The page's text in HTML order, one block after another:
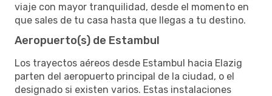
viaje con mayor tranquilidad, desde el momento en
que sales de tu casa hasta que llegas a tu destino.
Aeropuerto(s) de Estambul
Los trayectos aéreos desde Estambul hacia Elazig
parten del aeropuerto principal de la ciudad, o el
designado si existen varios. Estas instalaciones